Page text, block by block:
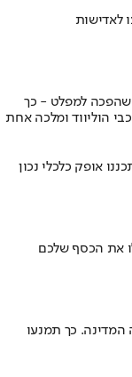
לאדישות
למפלט - כך
הוליווד ומלכה אחת
אופק כלכלי נכון
את הכסף שלכם
המדינה. כך תמנעו